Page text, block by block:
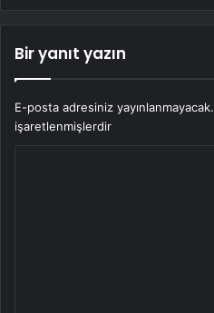
Bir yanıt yazın
E-posta adresiniz yayınlanmayacak.
işaretlenmişlerdir